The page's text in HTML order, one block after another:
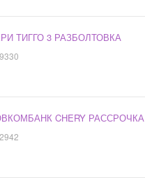
ТИГГО 3 РАЗБОЛТОВКА
CHERY РАССРОЧКА